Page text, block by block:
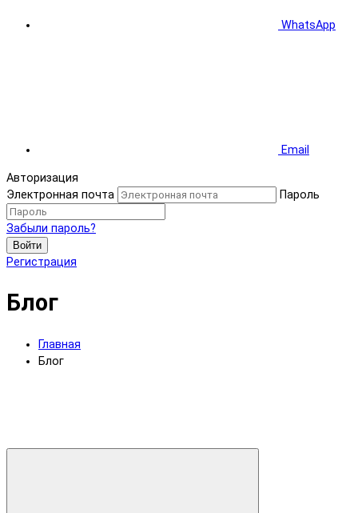
WhatsApp
Email
Авторизация
Электронная почта
Пароль
Забыли пароль?
Войти
Регистрация
Блог
Главная
Блог